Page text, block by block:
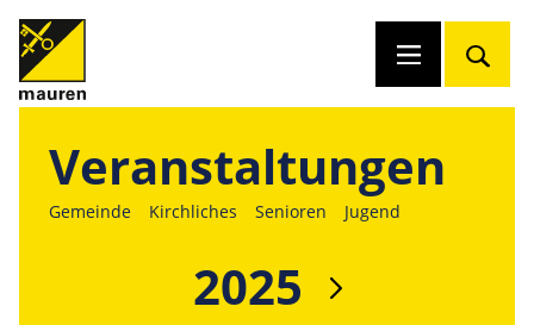
Veranstaltungen
Gemeinde Kirchliches Senioren Jugend
2025